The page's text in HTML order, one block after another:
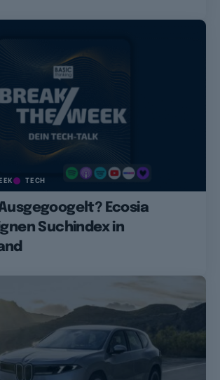
TECH
Ecosia
Suchindex in